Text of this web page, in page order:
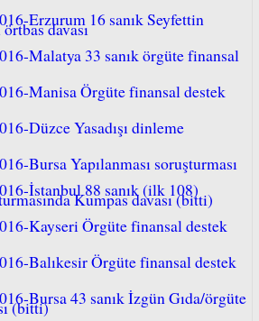
Erzurum 16 sanık Seyfettin
davası
Malatya 33 sanık örgüte finansal
Manisa Örgüte finansal destek
Düzce Yasadışı dinleme
Bursa Yapılanması soruşturması
İstanbul 88 sanık (ilk 108)
Kumpas davası (bitti)
Kayseri Örgüte finansal destek
Balıkesir Örgüte finansal destek
Bursa 43 sanık İzgün Gıda/örgüte
(bitti)